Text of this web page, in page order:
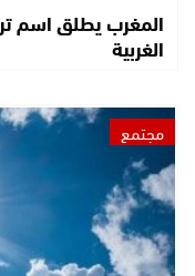
المغرب يطلق اسم
الغربية
مجتمع